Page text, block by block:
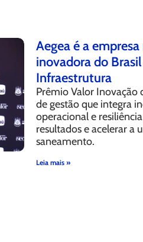
Aegea é a
inovadora do
Infraestrutura
Prêmio Valor Inovação
de gestão que integra
operacional e
resultados e acelerar a
saneamento.
Leia mais »